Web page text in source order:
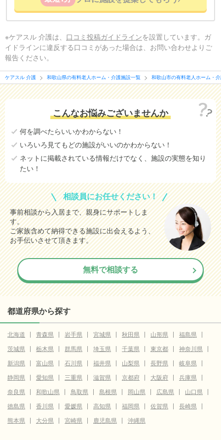
※ケアスル 介護は、 口コミ投稿ガイドラインを設置しています。ガ
イドラインに違反する口コミがあった場合は、お問い合わせよりご
報告ください。
ケアスル 介護 和歌山県の有料老人ホーム・介護施設一覧 和歌山市の有料老人ホーム・
こんなお悩みございませんか
何を調べたらいいかわからない！
いろいろ見てもどの施設がいいのかわからない！
ネットに掲載されている情報だけでなく、施設の実態を知り
たい！
相談員にお任せください！
事前相談から入居まで、親身にサポートしま
す。
ご家族含めて納得できる施設に出会えるよう、
お手伝いさせて頂きます。
無料で相談する
都道府県から探す
北海道 青森県 岩手県 宮城県 秋田県 山形県
福島県
茨城県
栃木県 群馬県 埼玉県 千葉県 東京都
神奈川県
新潟県
富山県 石川県 福井県 山梨県 長野県
岐阜県
静岡県
愛知県 三重県 滋賀県 京都府 大阪府
兵庫県
奈良県
和歌山県 鳥取県 島根県 岡山県 広島県
山口県
徳島県
香川県 愛媛県 高知県 福岡県 佐賀県
長崎県
熊本県
大分県 宮崎県 鹿児島県 沖縄県